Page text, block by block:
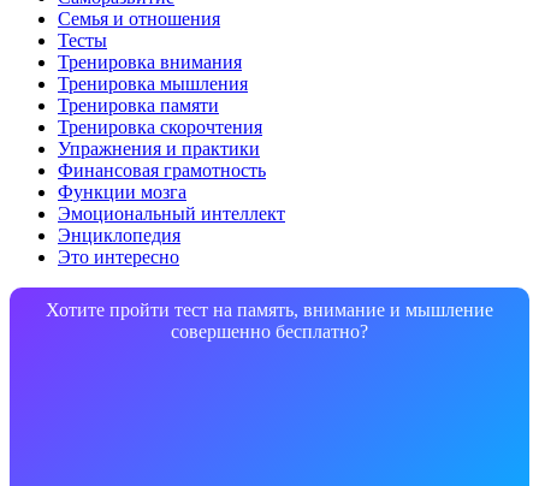
Семья и отношения
Тесты
Тренировка внимания
Тренировка мышления
Тренировка памяти
Тренировка скорочтения
Упражнения и практики
Финансовая грамотность
Функции мозга
Эмоциональный интеллект
Энциклопедия
Это интересно
Хотите пройти тест на память, внимание и мышление
совершенно бесплатно?